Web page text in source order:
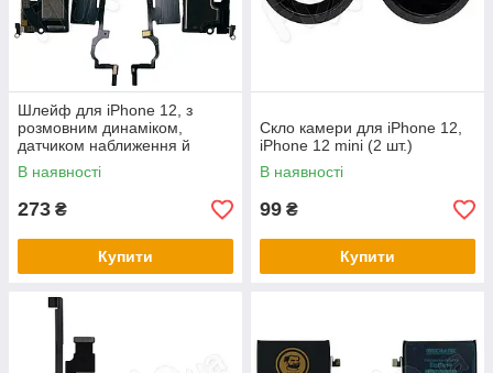
Шлейф для iPhone 12, з
розмовним динаміком,
датчиком наближення й
мікрофоном
В наявності
273 ₴
Купити
Скло камери для iPhone 12,
iPhone 12 mini (2 шт.)
В наявності
99 ₴
Купити